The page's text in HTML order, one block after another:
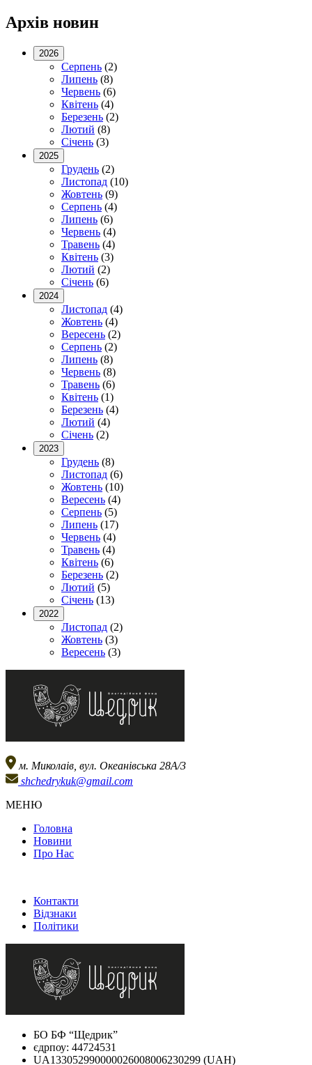
Архів новин
2026
Серпень (2)
Липень (8)
Червень (6)
Квітень (4)
Березень (2)
Лютий (8)
Січень (3)
2025
Грудень (2)
Листопад (10)
Жовтень (9)
Серпень (4)
Липень (6)
Червень (4)
Травень (4)
Квітень (3)
Лютий (2)
Січень (6)
2024
Листопад (4)
Жовтень (4)
Вересень (2)
Серпень (2)
Липень (8)
Червень (8)
Травень (6)
Квітень (1)
Березень (4)
Лютий (4)
Січень (2)
2023
Грудень (8)
Листопад (6)
Жовтень (10)
Вересень (4)
Серпень (5)
Липень (17)
Червень (4)
Травень (4)
Квітень (6)
Березень (2)
Лютий (5)
Січень (13)
2022
Листопад (2)
Жовтень (3)
Вересень (3)
м. Миколаів, вул. Океанівська 28А/3
shchedrykuk@gmail.com
МЕНЮ
Головна
Новини
Про Нас
Контакти
Відзнаки
Політики
БО БФ “Щедрик”
єдрпоу: 44724531
UA133052990000026008006230299 (UAH)